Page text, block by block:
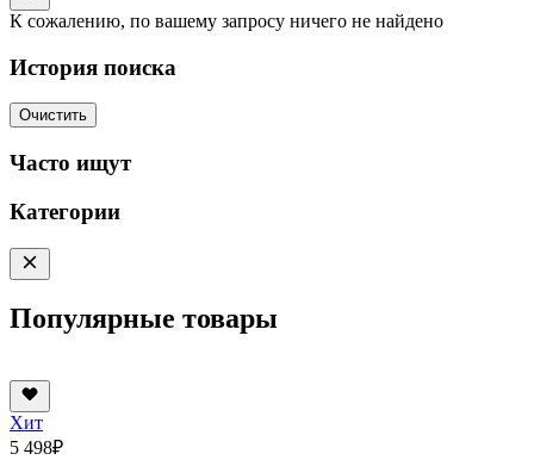
К сожалению, по вашему запросу ничего не найдено
История поиска
Очистить
Часто ищут
Категории
Популярные товары
Хит
5 498₽